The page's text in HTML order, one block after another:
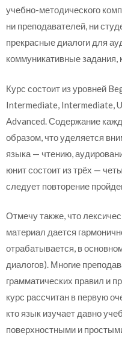
учебно-методического
ни преподавателей, ни
прекрасные диалоги для
коммуникативные
Курс состоит из уровней
Intermediate, Intermediate,
Advanced. Содержание
образом, что уделяется
языка — чтению,
юнит состоит из трёх —
следует повторение
Отмечу также, что
материал дается
отрабатывается, в
диалогов). Многие
грамматических правил и
курс рассчитан в первую
кто язык изучает давно
поверхностными и